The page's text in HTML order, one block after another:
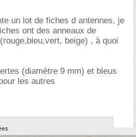
un lot de fiches d antennes, je
ont des anneaux de
beige) , à quoi
(diamètre 9 mm) et bleus
les autres